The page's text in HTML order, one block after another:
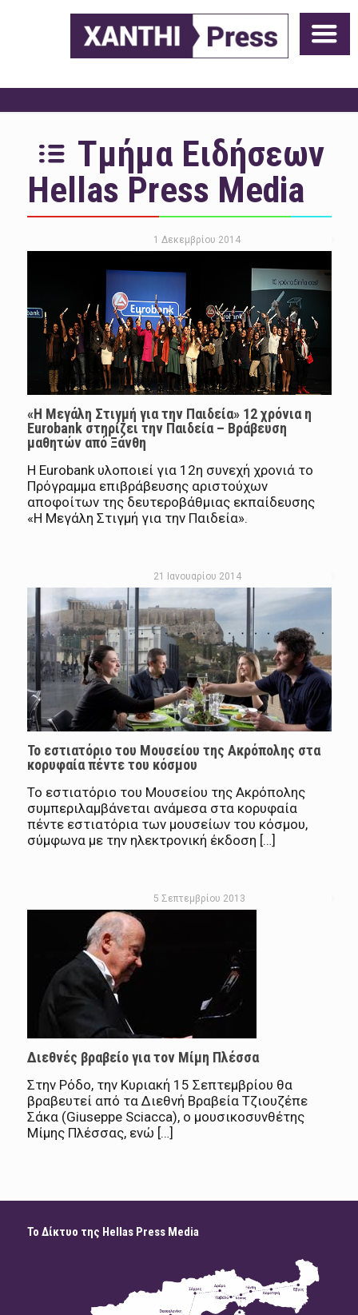
Τμήμα Ειδήσεων
Hellas Press Media
1 Δεκεμβρίου 2014
«Η Μεγάλη Στιγμή για την Παιδεία» 12 χρόνια η
Eurobank στηρίζει την Παιδεία – Βράβευση
μαθητών από Ξάνθη
Η Eurobank υλοποιεί για 12η συνεχή χρονιά το
Πρόγραμμα επιβράβευσης αριστούχων
αποφοίτων της δευτεροβάθμιας εκπαίδευσης
«Η Μεγάλη Στιγμή για την Παιδεία».
21 Ιανουαρίου 2014
Το εστιατόριο του Μουσείου της Ακρόπολης στα
κορυφαία πέντε του κόσμου
Το εστιατόριο του Μουσείου της Ακρόπολης
συμπεριλαμβάνεται ανάμεσα στα κορυφαία
πέντε εστιατόρια των μουσείων του κόσμου,
σύμφωνα με την ηλεκτρονική έκδοση […]
5 Σεπτεμβρίου 2013
Διεθνές βραβείο για τον Μίμη Πλέσσα
Στην Ρόδο, την Κυριακή 15 Σεπτεμβρίου θα
βραβευτεί από τα Διεθνή Βραβεία Τζιουζέπε
Σάκα (Giuseppe Sciacca), ο μουσικοσυνθέτης
Μίμης Πλέσσας, ενώ […]
Το Δίκτυο της Hellas Press Media